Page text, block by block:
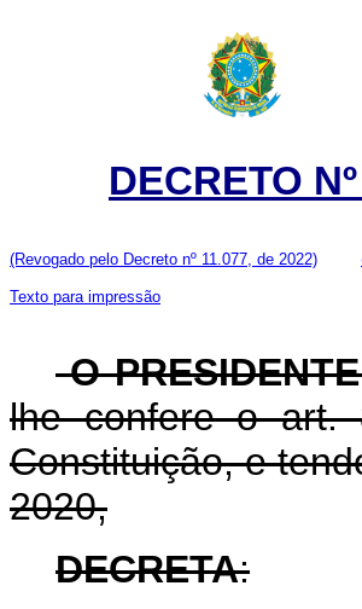
DECRETO
(Revogado pelo Decreto nº 11.077, de 2022)
Texto para impressão
O
lhe confere o
Constituição, e
2020,
DECRETA: